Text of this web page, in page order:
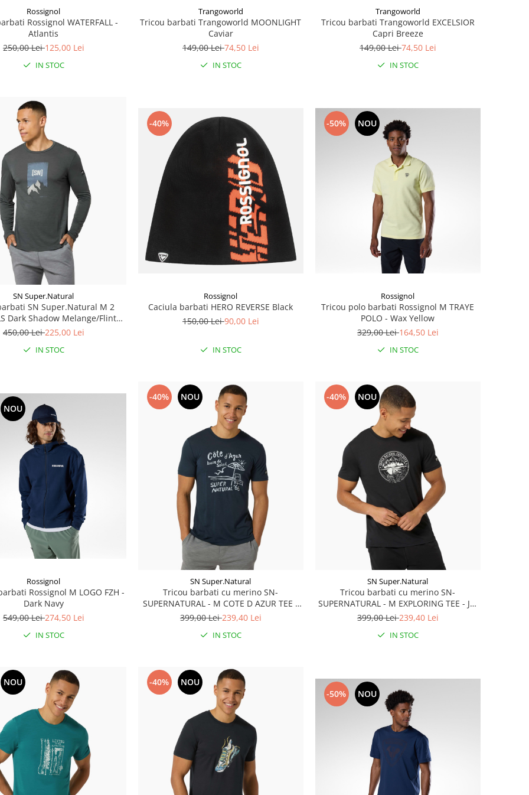
Rossignol
Rossignol WATERFALL -
Atlantis
250,00 Lei125,00 Lei
IN STOC
Trangoworld
Tricou barbati Trangoworld MOONLIGHT
Caviar
149,00 Lei74,50 Lei
IN STOC
Trangoworld
Tricou barbati Trangoworld EXCELSIOR
Capri Breeze
149,00 Lei74,50 Lei
IN STOC
SN Super.Natural
SN Super.Natural M 2
Dark Shadow Melange/Flint
Stone/Feather Grey
450,00 Lei225,00 Lei
IN STOC
-40%
Rossignol
Caciula barbati HERO REVERSE Black
150,00 Lei90,00 Lei
IN STOC
-50% NOU
Rossignol
Tricou polo barbati Rossignol M TRAYE
POLO - Wax Yellow
329,00 Lei164,50 Lei
IN STOC
NOU
Rossignol
Rossignol M LOGO FZH -
Dark Navy
549,00 Lei274,50 Lei
IN STOC
-40% NOU
SN Super.Natural
Tricou barbati cu merino SN-
SUPERNATURAL - M COTE D AZUR TEE -
Blueberry/White Stone
399,00 Lei239,40 Lei
IN STOC
-40% NOU
SN Super.Natural
Tricou barbati cu merino SN-
SUPERNATURAL - M EXPLORING TEE - Jet
Black/Feather Grey
399,00 Lei239,40 Lei
IN STOC
NOU -40% NOU
-50% NOU